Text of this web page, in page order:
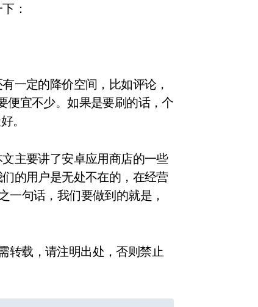
：
一定的降价空间，比如评论，
便宜不少。如果是要刷的话，个
。
主要讲了安卓应用商店的一些
的用户是无处不在的，在经营
一句话，我们要做到的就是，
转载，请注明出处，否则禁止